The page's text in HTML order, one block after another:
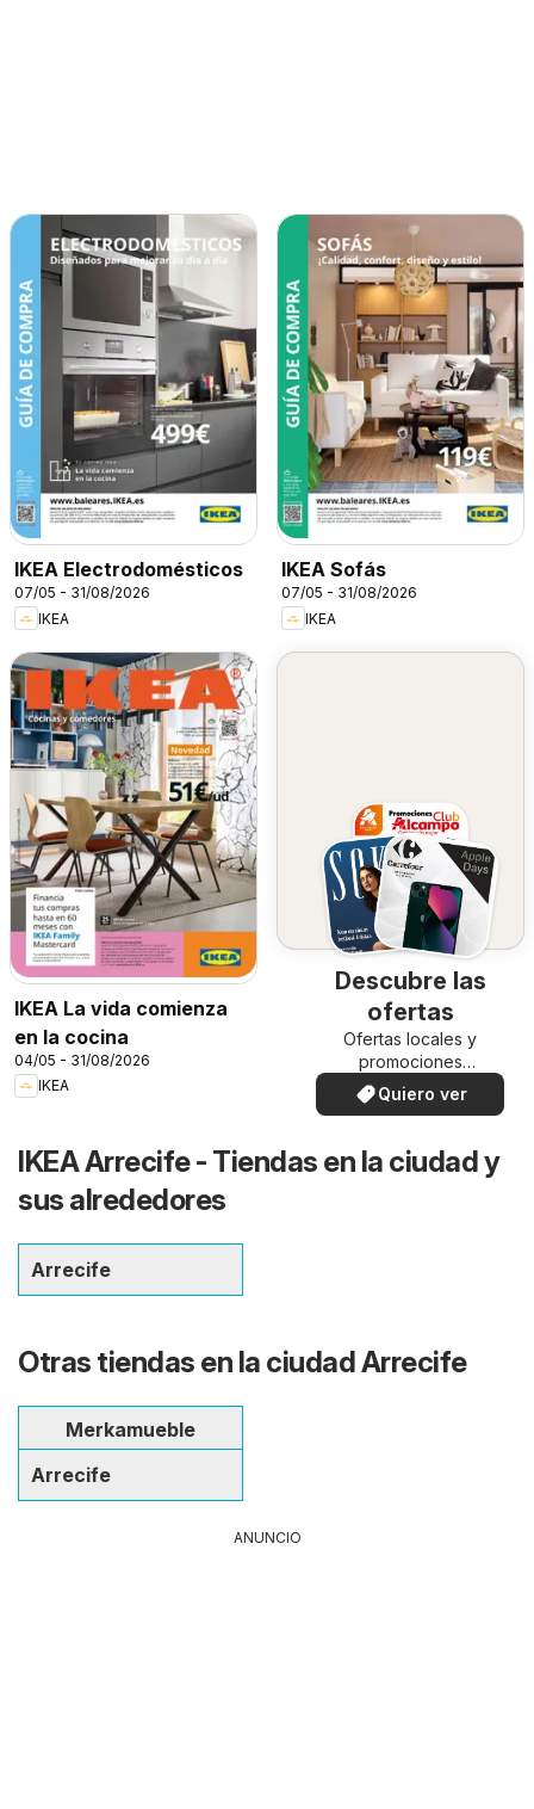
IKEA Electrodomésticos
07/05 - 31/08/2026
IKEA
IKEA Sofás
07/05 - 31/08/2026
IKEA
IKEA La vida comienza
en la cocina
04/05 - 31/08/2026
IKEA
Descubre las
ofertas
Ofertas locales y
promociones
especiales.
Quiero ver
IKEA Arrecife - Tiendas en la ciudad y
sus alrededores
Arrecife
Otras tiendas en la ciudad Arrecife
Merkamueble
Arrecife
ANUNCIO